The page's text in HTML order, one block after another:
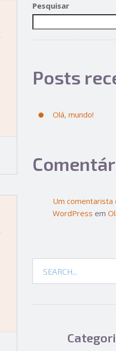
Pesquisar
Posts
Olá, mundo!
Um comentarista
WordPress em